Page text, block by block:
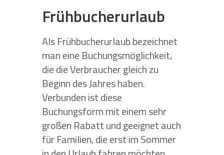
Frühbucherurlaub
Als Frühbucherurlaub bezeichnet
man eine Buchungsmöglichkeit,
die die Verbraucher gleich zu
Beginn des Jahres haben.
Verbunden ist diese
Buchungsform mit einem sehr
großen Rabatt und geeignet auch
für Familien, die erst im Sommer